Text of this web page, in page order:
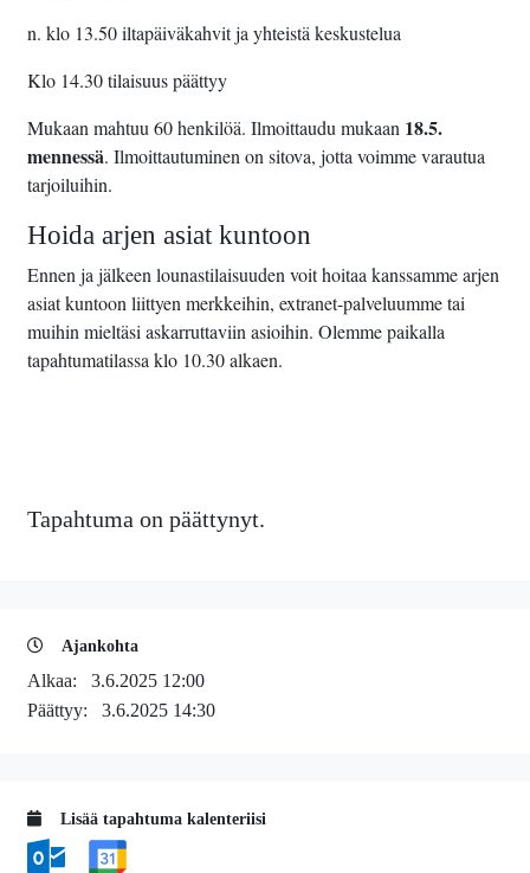
n. klo 13.50 iltapäiväkahvit ja yhteistä keskustelua
Klo 14.30 tilaisuus päättyy
Mukaan mahtuu 60 henkilöä. Ilmoittaudu mukaan 18.5.
mennessä. Ilmoittautuminen on sitova, jotta voimme varautua
tarjoiluihin.
Hoida arjen asiat kuntoon
Ennen ja jälkeen lounastilaisuuden voit hoitaa kanssamme arjen
asiat kuntoon liittyen merkkeihin, extranet-palveluumme tai
muihin mieltäsi askarruttaviin asioihin. Olemme paikalla
tapahtumatilassa klo 10.30 alkaen.
Tapahtuma on päättynyt.
Ajankohta
Alkaa: 3.6.2025 12:00
Päättyy: 3.6.2025 14:30
Lisää tapahtuma kalenteriisi